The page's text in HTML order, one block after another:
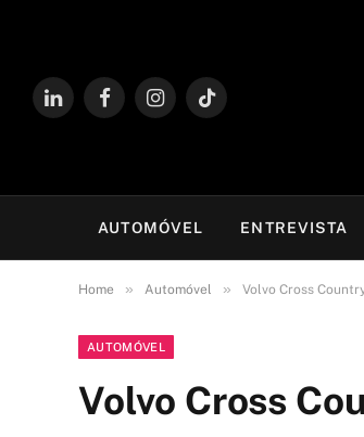
LinkedInFacebookInstagramTikTok
AUTOMÓVEL ENTREVISTA
Home » Automóvel » Volvo Cross
AUTOMÓVEL
Volvo Cross